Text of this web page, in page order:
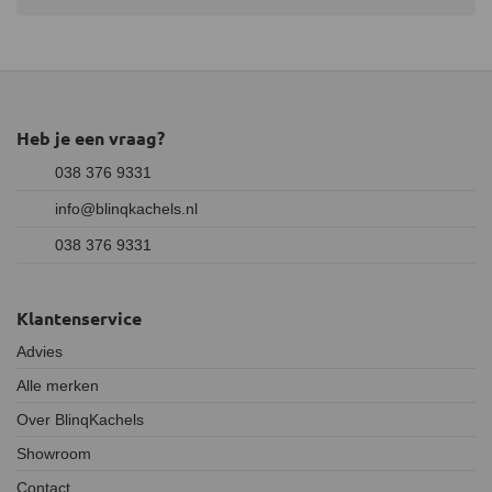
Heb je een vraag?
038 376 9331
info@blinqkachels.nl
038 376 9331
Klantenservice
Advies
Alle merken
Over BlinqKachels
Showroom
Contact